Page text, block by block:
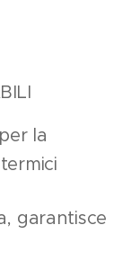
la
garantisce